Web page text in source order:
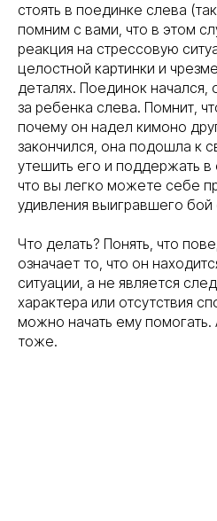
стоять в поединке слева
помним с вами, что в этом
реакция на стрессовую
целостной картинки и
деталях. Поединок
за ребенка слева. Помнит,
почему он надел кимоно
закончился, она подошла к
утешить его и поддержать
что вы легко можете себе
удивления выигравшего бой
Что делать? Понять, что
означает то, что он
ситуации, а не является
характера или отсутствия
можно начать ему
тоже.